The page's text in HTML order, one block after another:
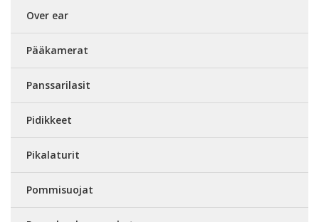
Over ear
Pääkamerat
Panssarilasit
Pidikkeet
Pikalaturit
Pommisuojat